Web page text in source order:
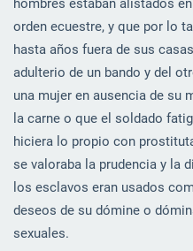
hombres estaban alistados
orden ecuestre, y que por lo
hasta años fuera de sus
adulterio de un bando y del
una mujer en ausencia de su
la carne o que el soldado
hiciera lo propio con
se valoraba la prudencia y la
los esclavos eran usados
deseos de su dómine o
sexuales.